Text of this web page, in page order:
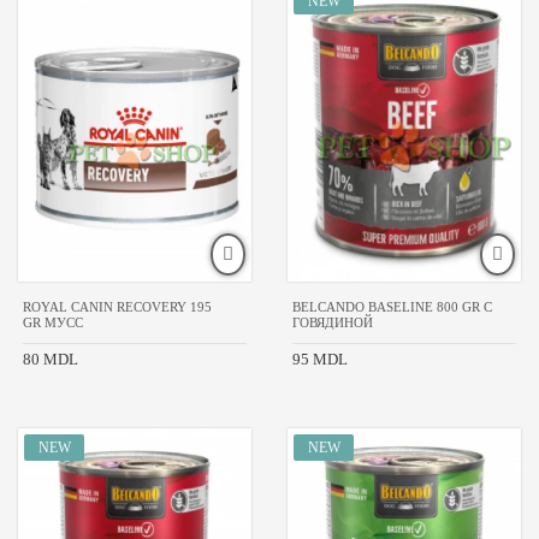
для
мелких пород
для
всех
пород
ВОЗРАСТ
ПИТОМЦА
взрослые
для всех
ТОВАРА
кусочки
паштет
кормовые
ROYAL CANIN RECOVERY 195
GR МУСС
80 MDL
BELCANDO BASELINE 800 GR С
ГОВЯДИНОЙ
95 MDL